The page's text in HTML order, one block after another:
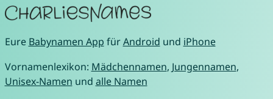
Eure Babynamen App fürAndroid und iPhone
Vornamenlexikon: Mädchennamen, Jungennamen,
Unisex-Namen und alle Namen